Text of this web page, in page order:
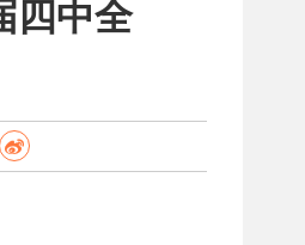
四中全